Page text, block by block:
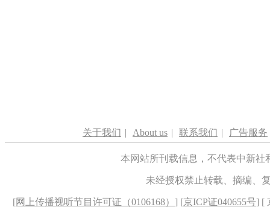
关于我们 | About us | 联系我们 | 广告服务
本网站所刊载信息，不代表中新
未经授权禁止转载、摘编、
[网上传播视听节目许可证（0106168） ] [京ICP证040655号] [